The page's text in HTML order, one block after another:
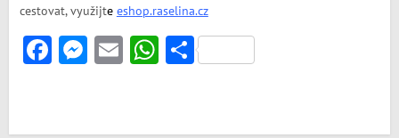
cestovat, využijte eshop.raselina.cz
Facebook
Messenger
EmailWhatsApp
Share